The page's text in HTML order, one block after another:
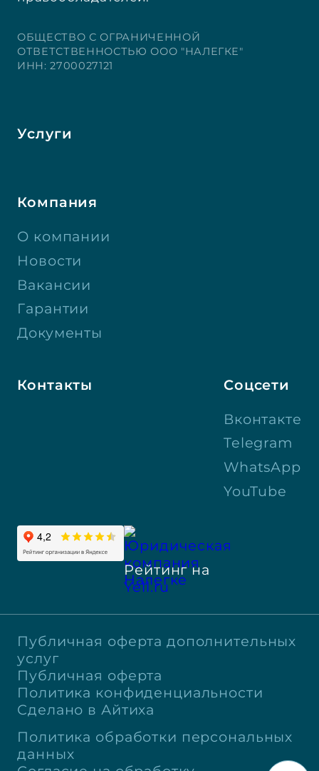
ОБЩЕСТВО С ОГРАНИЧЕННОЙ
ОТВЕТСТВЕННОСТЬЮ ООО "НАЛЕГКЕ"
ИНН: 2700027121
Услуги
Компания
О компании
Новости
Вакансии
Гарантии
Документы
Контакты Соцсети
Вконтакте
Telegram
WhatsApp
YouTube
Рейтинг на
Yell.ru
Публичная оферта дополнительных
услуг
Публичная оферта
Политика конфиденциальности
Сделано в Айтиха
Политика обработки персональных
данных